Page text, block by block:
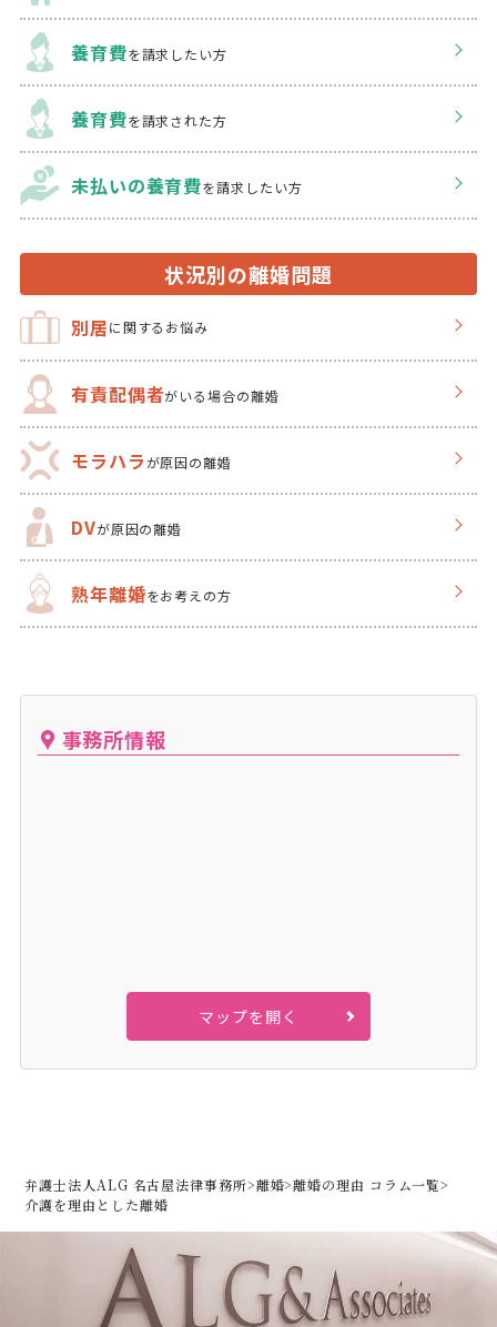
養育費を請求したい方
養育費を請求された方
未払いの養育費を請求したい方
状況別の離婚問題
別居に関するお悩み
有責配偶者がいる場合の離婚
モラハラが原因の離婚
DVが原因の離婚
熟年離婚をお考えの方
事務所情報
マップを開く
弁護士法人ALG 名古屋法律事務所>離婚>離婚の理由 コラム一覧>
介護を理由とした離婚